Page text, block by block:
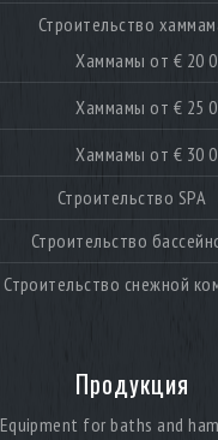
Строительство
Хаммамы от € 20
Хаммамы от € 25
Хаммамы от € 30
Строительство SPA
Строительство
Строительство снежной
Продукция
Equipment for baths and